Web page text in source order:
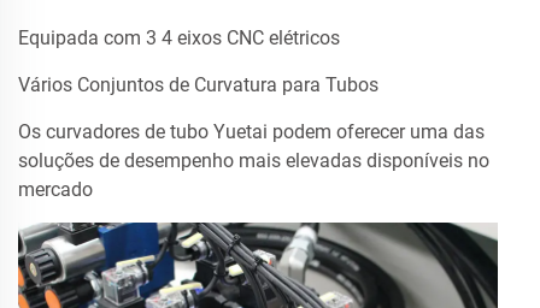
Equipada com 3 4 eixos CNC elétricos
Vários Conjuntos de Curvatura para Tubos
Os curvadores de tubo Yuetai podem oferecer uma das
soluções de desempenho mais elevadas disponíveis no
mercado